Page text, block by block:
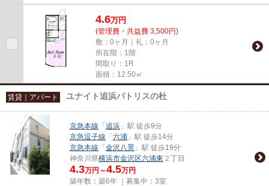
4.6万円
(管理費・共益費 3,500円)
敷：0ヶ月｜礼：0ヶ月
所在階：1階
間取り：1R
面積：12.50㎡
賃貸｜アパート ユナイト追浜パトリスの杜
京急本線 「 追浜 」駅 徒歩9分
京急逗子線 「 六浦 」駅 徒歩14分
京急本線 「 金沢八景 」駅 徒歩19分
神奈川県横浜市金沢区六浦東 ２丁目
4.3万円～4.5万円
築年数：築6年 ｜募集中： 3室